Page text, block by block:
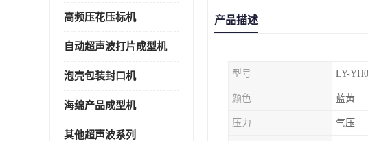
高频压花压标机
自动超声波打片成型机
泡壳包装封口机
海绵产品成型机
其他超声波系列
产品描述
型号 LY-
颜色 蓝黄
压力 气压